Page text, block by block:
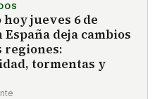
jueves 6 de
España deja cambios
regiones:
tormentas y